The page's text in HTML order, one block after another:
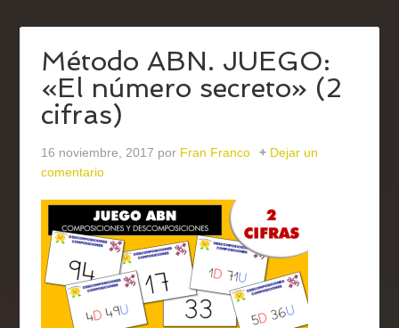
Método ABN. JUEGO:
«El número secreto» (2
cifras)
16 noviembre, 2017 por Fran Franco
Dejar un
comentario